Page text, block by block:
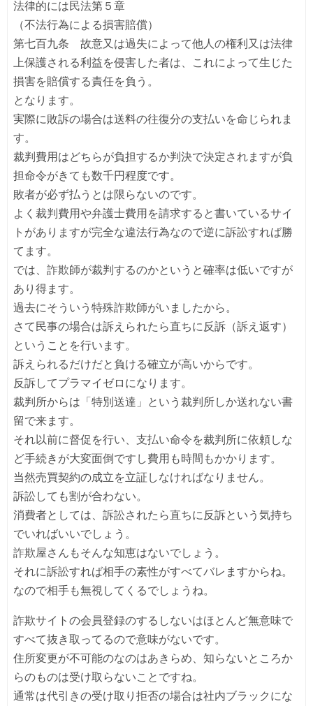
法律的には民法第５章
（不法行為による損害賠償）
第七百九条 故意又は過失によって他人の権利又は法律
上保護される利益を侵害した者は、これによって生じた
損害を賠償する責任を負う。
となります。
実際に敗訴の場合は送料の往復分の支払いを命じられま
す。
裁判費用はどちらが負担するか判決で決定されますが負
担命令がきても数千円程度です。
敗者が必ず払うとは限らないのです。
よく裁判費用や弁護士費用を請求すると書いているサイ
トがありますが完全な違法行為なので逆に訴訟すれば勝
てます。
では、詐欺師が裁判するのかというと確率は低いですが
あり得ます。
過去にそういう特殊詐欺師がいましたから。
さて民事の場合は訴えられたら直ちに反訴（訴え返す）
ということを行います。
訴えられるだけだと負ける確立が高いからです。
反訴してプラマイゼロになります。
裁判所からは「特別送達」という裁判所しか送れない書
留で来ます。
それ以前に督促を行い、支払い命令を裁判所に依頼しな
ど手続きが大変面倒ですし費用も時間もかかります。
当然売買契約の成立を立証しなければなりません。
訴訟しても割が合わない。
消費者としては、訴訟されたら直ちに反訴という気持ち
でいればいいでしょう。
詐欺屋さんもそんな知恵はないでしょう。
それに訴訟すれば相手の素性がすべてバレますからね。
なので相手も無視してくるでしょうね。
詐欺サイトの会員登録のするしないはほとんど無意味で
すべて抜き取ってるので意味がないです。
住所変更が不可能のなのはあきらめ、知らないところか
らのものは受け取らないことですね。
通常は代引きの受け取り拒否の場合は社内ブラックにな